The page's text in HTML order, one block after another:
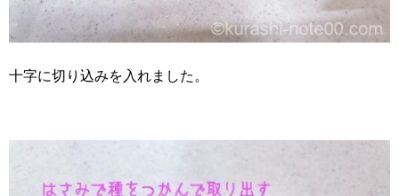
十字に切り込みを入れました。